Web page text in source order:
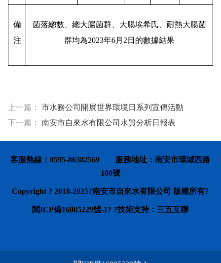
備
注
菌落總數、總大腸菌群、大腸埃希氏、耐熱大腸菌
群均為2023年6月2日的數據結果
上一篇： 市水務公司開展世界環境日系列宣傳活動
下一篇： 南安市自來水有限公司水質分析日報表
客服熱線：0595-86382569 服務地址：南安市環城西路
100號
Copyright ? 2018-2025?南安市自來水有限公司 版權所有?
閩ICP備16005229號-1? ?技術支持：三五互聯